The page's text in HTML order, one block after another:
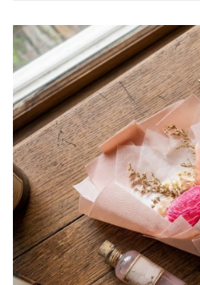
因季節而略有不同，但整體美感不變